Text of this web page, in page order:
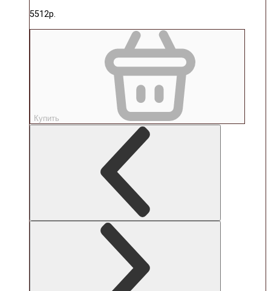
5512р.
Купить